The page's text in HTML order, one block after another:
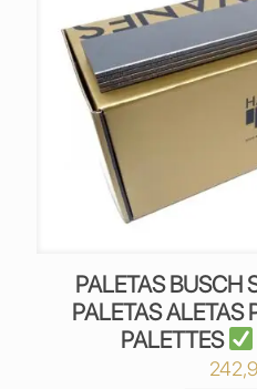
PALETAS BUSCH
PALETAS ALETAS
PALETTES